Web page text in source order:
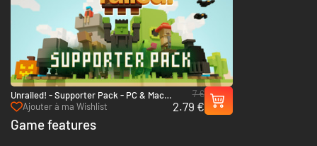
Unrailed! - Supporter Pack - PC & Mac
(Steam)
Ajouter à ma Wishlist
7 €
2.79 €
Game features